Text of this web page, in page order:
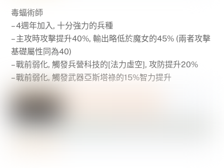
毒蝠術師
– 4週年加入, 十分強力的兵種
– 主攻時攻擊提升40%, 輸出略低於魔女的45% (兩者攻擊
基礎屬性同為40)
– 戰前弱化, 觸發兵營科技的[法力虛空], 攻防提升20%
– 戰前弱化, 觸發武器亞斯塔祿的15%智力提升